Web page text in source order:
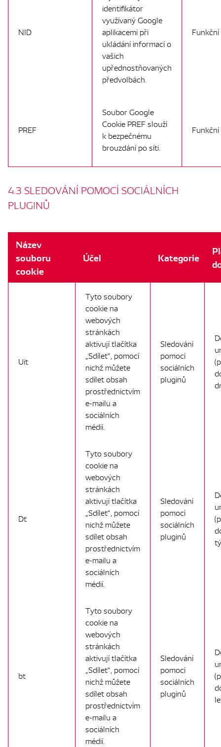
NID
identifikátor
využívaný Google
aplikacemi při
ukládání informací o
vašich
upřednostňovaných
předvolbách.
Funkční
PREF
Soubor Google
Cookie PREF slouží
k bezpečnému
brouzdání po síti.
Funkční
4.3 SLEDOVÁNÍ POMOCÍ SOCIÁLNÍCH
PLUGINŮ
Název
souboru
cookie
Účel Kategorie
Uit
Tyto soubory
cookie na
webových
stránkách
aktivují tlačítka
„Sdílet“, pomocí
nichž můžete
sdílet obsah
prostřednictvím
e-mailu a
sociálních
médií.
Sledování
pomocí
sociálních
pluginů
Dt
Tyto soubory
cookie na
webových
stránkách
aktivují tlačítka
„Sdílet“, pomocí
nichž můžete
sdílet obsah
prostřednictvím
e-mailu a
sociálních
médií.
Sledování
pomocí
sociálních
pluginů
bt
Tyto soubory
cookie na
webových
stránkách
aktivují tlačítka
„Sdílet“, pomocí
nichž můžete
sdílet obsah
prostřednictvím
e-mailu a
sociálních
médií.
Sledování
pomocí
sociálních
pluginů